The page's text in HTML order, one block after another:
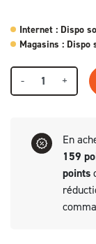
Internet : Dispo
Magasins : Dispo
- +
En
159
points